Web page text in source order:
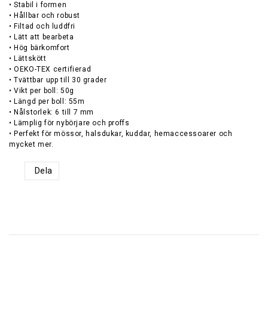
• Stabil i formen
• Hållbar och robust
• Filtad och luddfri
• Lätt att bearbeta
• Hög bärkomfort
• Lättskött
• OEKO-TEX certifierad
• Tvättbar upp till 30 grader
• Vikt per boll: 50g
• Längd per boll: 55m
• Nålstorlek: 6 till 7 mm
• Lämplig för nybörjare och proffs
• Perfekt för mössor, halsdukar, kuddar, hemaccessoarer och
mycket mer.
Dela